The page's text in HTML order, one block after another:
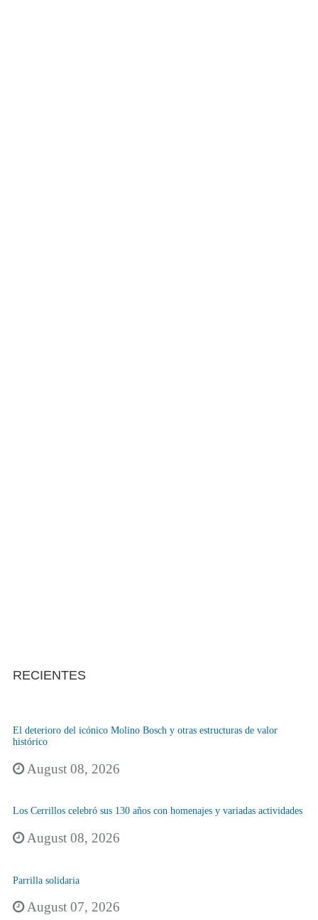
RECIENTES
El deterioro del icónico Molino Bosch y otras estructuras de valor
histórico
August 08, 2026
Los Cerrillos celebró sus 130 años con homenajes y variadas actividades
August 08, 2026
Parrilla solidaria
August 07, 2026